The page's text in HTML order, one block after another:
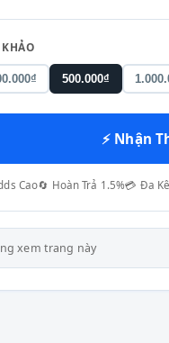
500.000₫
⚡ Nhận
Cao🔄 Hoàn Trả 1.5%💳 Đa
xem trang này